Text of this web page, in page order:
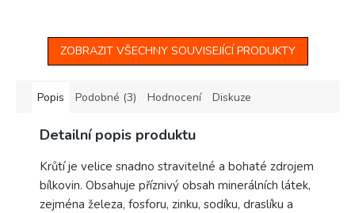
ZOBRAZIT VŠECHNY SOUVISEJÍCÍ PRODUKTY
Popis Podobné (3) Hodnocení Diskuze
Detailní popis produktu
Krůtí je velice snadno stravitelné a bohaté zdrojem
bílkovin. Obsahuje příznivý obsah minerálních látek,
zejména železa, fosforu, zinku, sodíku, draslíku a